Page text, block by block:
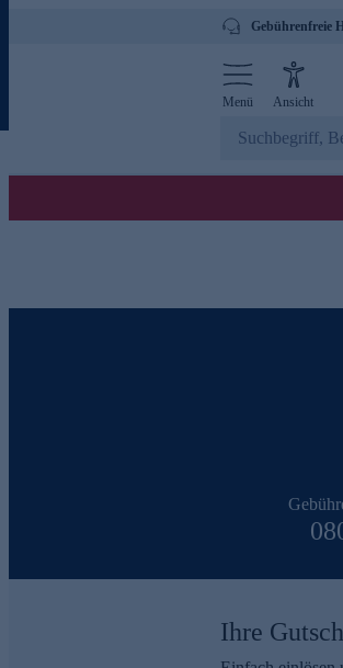
Gebührenfreie
Menü Ansicht
Ihre